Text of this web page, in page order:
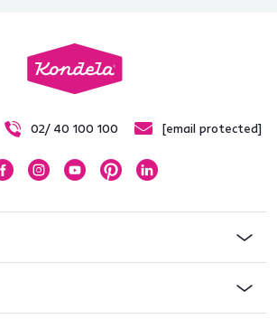
02/ 40 100 100 [email protected]